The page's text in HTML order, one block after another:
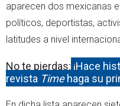
aparecen dos mexicanas
políticos, deportistas,
latitudes a nivel
No te pierdas: ¡Hace
revista Timehaga su